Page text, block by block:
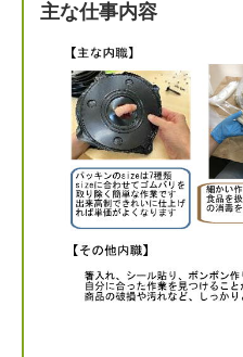
主な仕事内容